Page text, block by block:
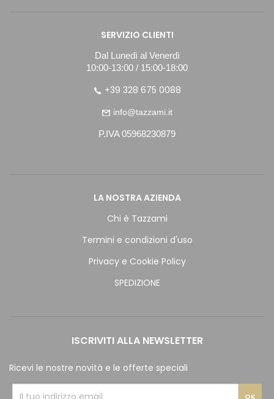
SERVIZIO CLIENTI
Dal Lunedì al Venerdì
10:00-13:00 / 15:00-18:00
+39 328 675 0088
info@tazzami.it
P.IVA 05968230879
LA NOSTRA AZIENDA
Chi è Tazzami
Termini e condizioni d'uso
Privacy e Cookie Policy
SPEDIZIONE
ISCRIVITI ALLA NEWSLETTER
Ricevi le nostre novità e le offerte speciali